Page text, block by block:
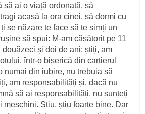
să ai o viață ordonată, să
acasă la ora cinei, să dormi cu
se năzare te face să te simți un
să spui: M‑am căsătorit pe 11
și doi de ani; știți, am
într‑o biserică din cartierul
numai din iubire, nu trebuia să
am responsabilități și, dacă nu
să ai responsabilități, nu sunteți
meschini. Știu, știu foarte bine. Dar